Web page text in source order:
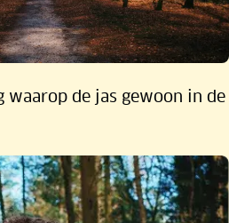
waarop de jas gewoon in de